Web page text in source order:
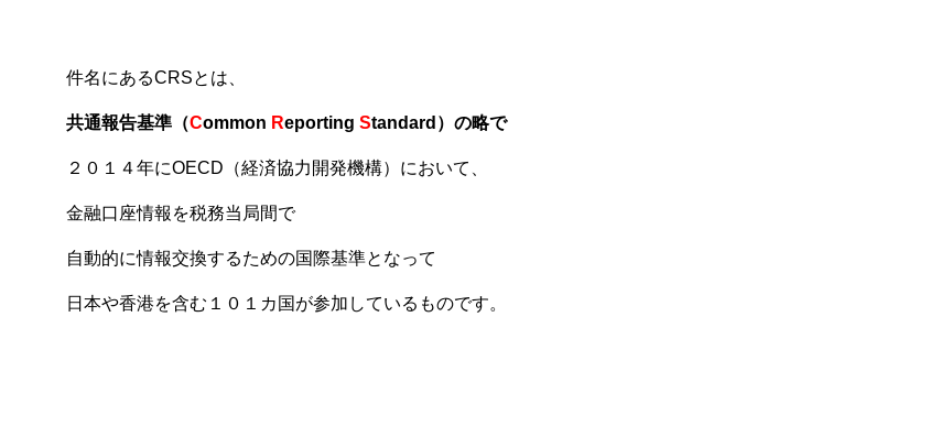
件名にあるCRSとは、
共通報告基準（Common Reporting Standard）の略で
２０１４年にOECD（経済協力開発機構）において、
金融口座情報を税務当局間で
自動的に情報交換するための国際基準となって
日本や香港を含む１０１カ国が参加しているものです。